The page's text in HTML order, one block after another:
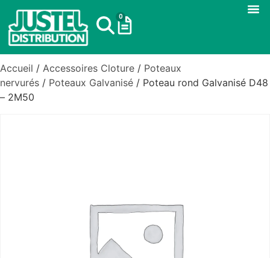
0
Accueil / Accessoires Cloture / Poteaux
nervurés / Poteaux Galvanisé / Poteau rond Galvanisé D48
– 2M50